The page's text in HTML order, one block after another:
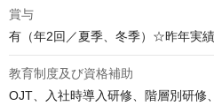
賞与
有（年2回／夏季、冬季）☆昨年実
教育制度及び資格補助
OJT、入社時導入研修、階層別研修